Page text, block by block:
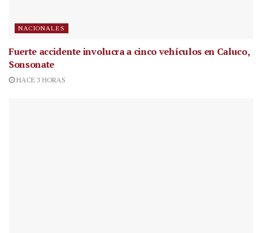
NACIONALES
Fuerte accidente involucra a cinco vehículos en Caluco,
Sonsonate
HACE 3 HORAS